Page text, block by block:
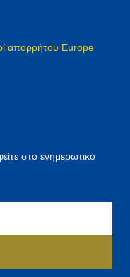
απορρήτου Europe
στο ενημερωτικό